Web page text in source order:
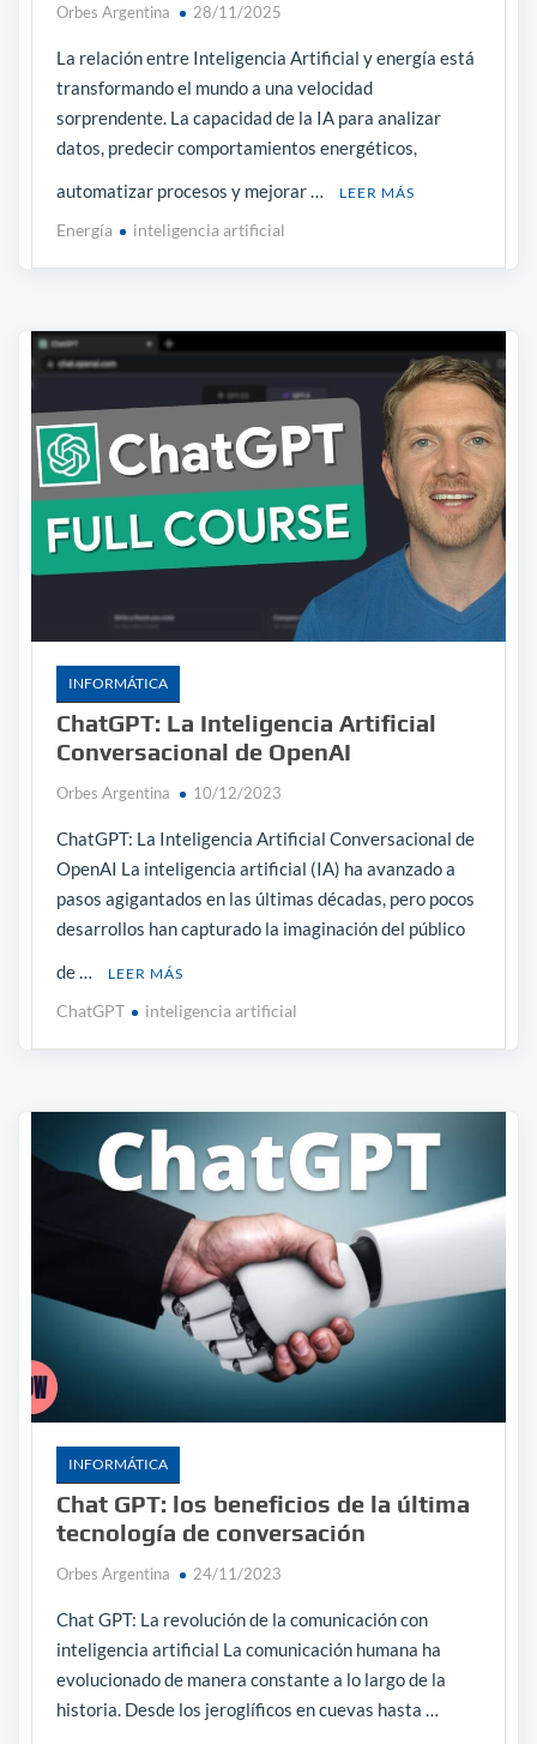
Orbes Argentina 28/11/2025
La relación entre Inteligencia Artificial y energía está
transformando el mundo a una velocidad
sorprendente. La capacidad de la IA para analizar
datos, predecir comportamientos energéticos,
automatizar procesos y mejorar …
LEER MÁS
Energía inteligencia artificial
INFORMÁTICA
ChatGPT: La Inteligencia Artificial
Conversacional de OpenAI
Orbes Argentina 10/12/2023
ChatGPT: La Inteligencia Artificial Conversacional de
OpenAI La inteligencia artificial (IA) ha avanzado a
pasos agigantados en las últimas décadas, pero pocos
desarrollos han capturado la imaginación del público
de …
LEER MÁS
ChatGPT inteligencia artificial
INFORMÁTICA
Chat GPT: los beneficios de la última
tecnología de conversación
Orbes Argentina 24/11/2023
Chat GPT: La revolución de la comunicación con
inteligencia artificial La comunicación humana ha
evolucionado de manera constante a lo largo de la
historia. Desde los jeroglíficos en cuevas hasta …